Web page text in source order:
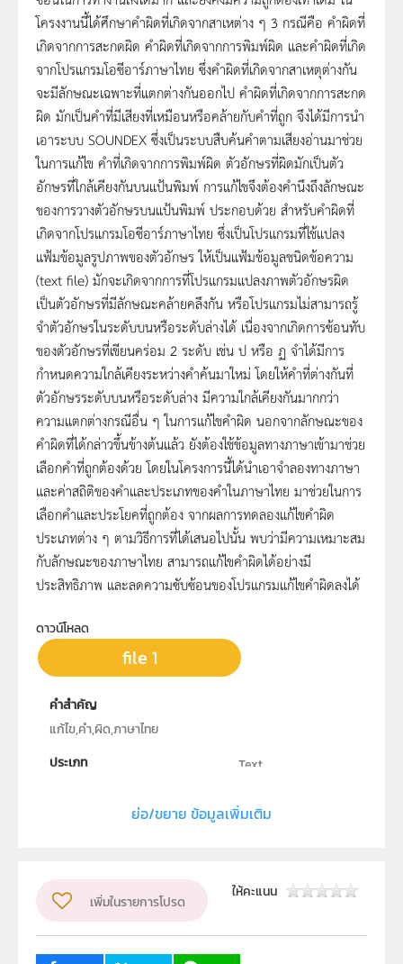
โครงงานนี้ได้ศึกษาคำผิดที่เกิดจากสาเหต่าง ๆ 3 กรณีคือ คำผิดที่
เกิดจากการสะกดผิด คำผิดที่เกิดจากการพิมพ์ผิด และคำผิดที่เกิด
จากโปรแกรมโอซีอาร์ภาษาไทย ซึ่งคำผิดที่เกิดจากสาเหตุต่างกัน
จะมีลักษณะเฉพาะที่แตกต่างกันออกไป คำผิดที่เกิดจากการสะกด
ผิด มักเป็นคำที่มีเสียงที่เหมือนหรือคล้ายกับคำที่ถูก จึงได้มีการนำ
เอาระบบ SOUNDEX ซึ่งเป็นระบบสืบค้นคำตามเสียงอ่านมาช่วย
ในการแก้ไข คำที่เกิดจากการพิมพ์ผิด ตัวอักษรที่ผิดมักเป็นตัว
อักษรที่ใกล้เคียงกันบนแป้นพิมพ์ การแก้ไขจึงต้องคำนึงถึงลักษณะ
ของการวางตัวอักษรบนแป้นพิมพ์ ประกอบด้วย สำหรับคำผิดที่
เกิดจากโปรแกรมโอซีอาร์ภาษาไทย ซึ่งเป็นโปรแกรมที่ใช้แปลง
แฟ้มข้อมูลรูปภาพของตัวอักษร ให้เป็นแฟ้มข้อมูลชนิดข้อความ
(text file) มักจะเกิดจากการที่โปรแกรมแปลงภาพตัวอักษรผิด
เป็นตัวอักษรที่มีลักษณะคล้ายคลึงกัน หรือโปรแกรมไม่สามารถรู้
จำตัวอักษรในระดับบนหรือระดับล่างได้ เนื่องจากเกิดการซ้อนทับ
ของตัวอักษรที่เขียนคร่อม 2 ระดับ เช่น ป หรือ ฏ จำได้มีการ
กำหนดความใกล้เคียงระหว่างคำค้นมาใหม่ โดยให้คำที่ต่างกันที่
ตัวอักษรระดับบนหรือระดับล่าง มีความใกล้เคียงกันมากกว่า
ความแตกต่างกรณีอื่น ๆ ในการแก้ไขคำผิด นอกจากลักษณะของ
คำผิดที่ได้กล่าวขึ้นข้างต้นแล้ว ยังต้องใช้ข้อมูลทางภาษาเข้ามาช่วย
เลือกคำที่ถูกต้องด้วย โดยในโครงการนี้ได้นำเอาจำลองทางภาษา
และค่าสถิติของคำและประเภทของคำในภาษาไทย มาช่วยในการ
เลือกคำและประโยคที่ถูกต้อง จากผลการทดลองแก้ไขคำผิด
ประเภทต่าง ๆ ตามวิธีการที่ได้เสนอไปนั้น พบว่ามีความเหมาะสม
กับลักษณะของภาษาไทย สามารถแก้ไขคำผิดได้อย่างมี
ประสิทธิภาพ และลดความซับซ้อนของโปรแกรมแก้ไขคำผิดลงได้
ดาวน์โหลด
file 1
คำสำคัญ
แก้ไข,คำ,ผิด,ภาษาไทย
ประเภท
Text
สถาบันส่งเสริมการสอนวิทยาศาสตร์และเทคโนโลยี
กลุ่มเป้าหมาย
ครู, นักเรียน, บุคคลทั่วไป
ย่อ/ขยาย ข้อมูลเพิ่มเติม
เพิ่มในรายการโปรด
ให้คะแนน